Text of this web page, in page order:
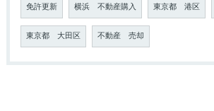
免許更新 横浜 不動産購入 東京都 港区
東京都 大田区 不動産 売却